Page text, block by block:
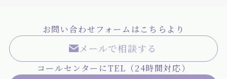
お問い合わせフォームはこちらより
メールで相談する
コールセンターにTEL（24時間対応）